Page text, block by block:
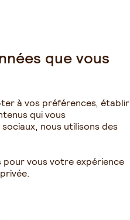
santé de leur patient. Ce sont
quand votre sœur n'est pas
bien cadrées.
rappelant les droits et
que vous
à vos préférences, établir
qui vous
nous utilisons des
vous votre expérience